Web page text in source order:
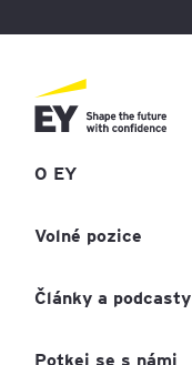
O EY
Volné pozice
Články a podcasty
Potkej se s námi